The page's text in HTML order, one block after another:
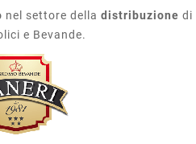
nel settore della distribuzione di
e Bevande.